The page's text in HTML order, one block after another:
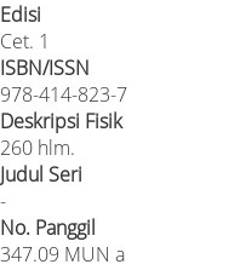
Edisi
Cet. 1
ISBN/ISSN
978-414-823-7
Deskripsi Fisik
260 hlm.
Judul Seri
-
No. Panggil
347.09 MUN a